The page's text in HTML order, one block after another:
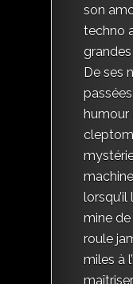
son
techno
De ses
humour
mine de
roule
miles à